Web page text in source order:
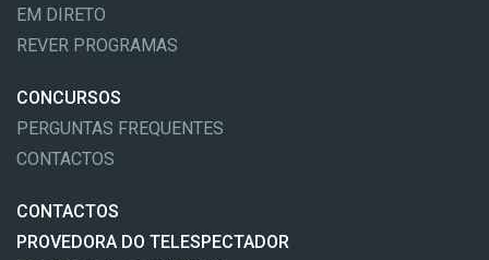
EM DIRETO
REVER PROGRAMAS
CONCURSOS
PERGUNTAS FREQUENTES
CONTACTOS
CONTACTOS
PROVEDORA DO TELESPECTADOR